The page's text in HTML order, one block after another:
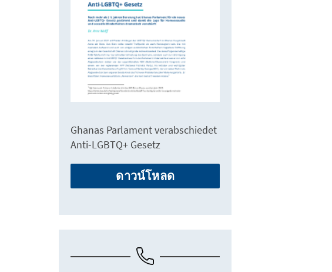
Ghanas Parlament verabschiedet
Anti-LGBTQ+ Gesetz
ดาวน์โหลด